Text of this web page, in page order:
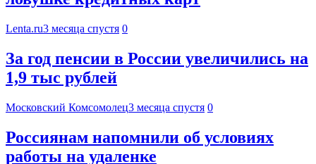
Lenta.ru3 месяца спустя 0
За год пенсии в России увеличились на
1,9 тыс рублей
Московский Комсомолец3 месяца спустя 0
Россиянам напомнили об условиях
работы на удаленке